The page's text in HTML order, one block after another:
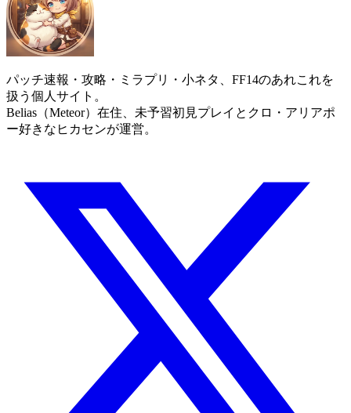
パッチ速報・攻略・ミラプリ・小ネタ、FF14のあれこれを
扱う個人サイト。
Belias（Meteor）在住、未予習初見プレイとクロ・アリアポ
ー好きなヒカセンが運営。